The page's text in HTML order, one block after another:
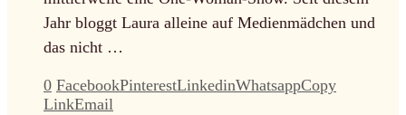
Jahr bloggt Laura alleine auf Medienmädchen und
das nicht …
0 FacebookPinterestLinkedinWhatsappCopy
LinkEmail